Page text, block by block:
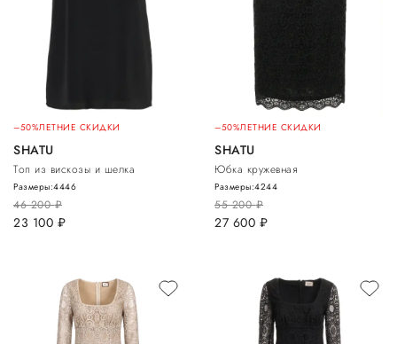
–50%ЛЕТНИЕ СКИДКИ
SHATU
Топ из вискозы и шелка
46 200руб.
23 100 руб.
Размеры:4446
–50%ЛЕТНИЕ СКИДКИ
SHATU
Юбка кружевная
55 200руб.
27 600 руб.
Размеры:4244